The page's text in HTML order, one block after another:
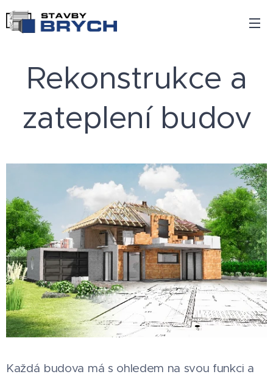
Rekonstrukce a
zateplení budov
Každá budova má s ohledem na svou funkci a